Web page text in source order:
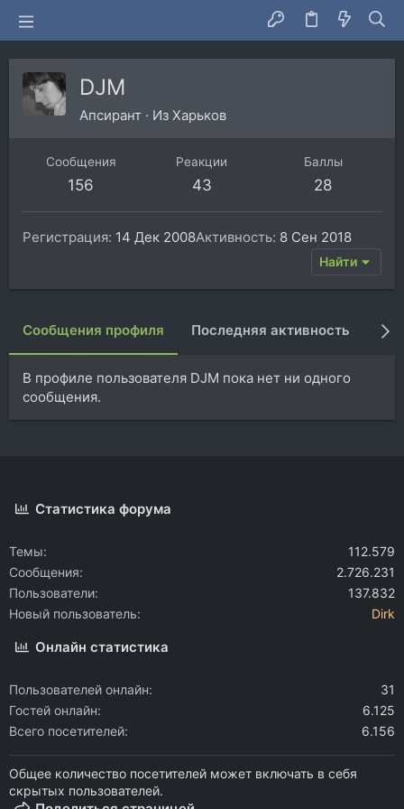
DJM
Апсирант · Из Харьков
Сообщения
156
Реакции
43
Баллы
28
Регистрация 14 Дек 2008Активность 8 Сен 2018
Найти
Сообщения профиля Последняя активность
В профиле пользователя DJM пока нет ни одного
сообщения.
Статистика форума
Темы
112.579
Сообщения
2.726.231
Пользователи
137.832
Новый пользователь
Dirk
Онлайн статистика
Пользователей онлайн
31
Гостей онлайн
6.125
Всего посетителей
6.156
Общее количество посетителей может включать в себя
скрытых пользователей.